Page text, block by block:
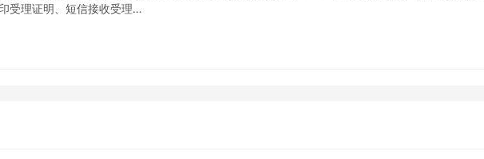
受理证明、短信接收受理…